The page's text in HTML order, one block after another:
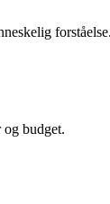
og budget.